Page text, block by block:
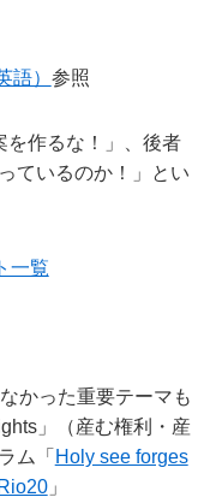
語） 参照
を作るな！」、後者
ているのか！」とい
一覧
かった重要テーマも
」（産む権利・産
ム「 Holy see forges
」